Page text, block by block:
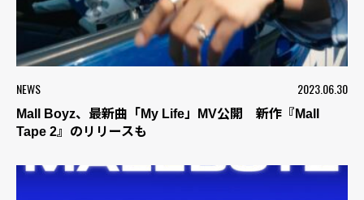
NEWS 2023.06.30
Mall Boyz、最新曲「My Life」MV公開 新作『Mall
Tape 2』のリリースも